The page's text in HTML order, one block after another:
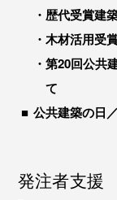
歴代受賞建
木材活用受
第20回公共
て
公共建築の日
発注者支援